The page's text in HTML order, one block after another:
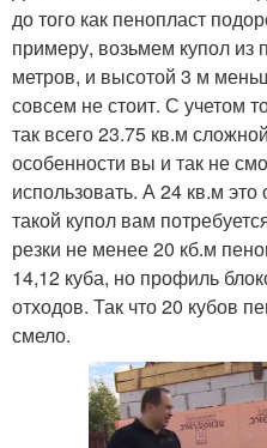
до того как пенопласт
примеру, возьмем купол из
метров, и высотой 3 м
совсем не стоит. С учетом
так всего 23.75 кв.м
особенности вы и так не
использовать. А 24 кв.м
такой купол вам
резки не менее 20 кб.м
14,12 куба, но профиль
отходов. Так что 20 кубов
смело.